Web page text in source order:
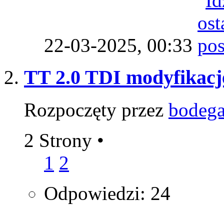
22-03-2025, 00:33
TT 2.0 TDI
Rozpoczęty przez
2 Strony •
1 2
Odpowiedzi: 24